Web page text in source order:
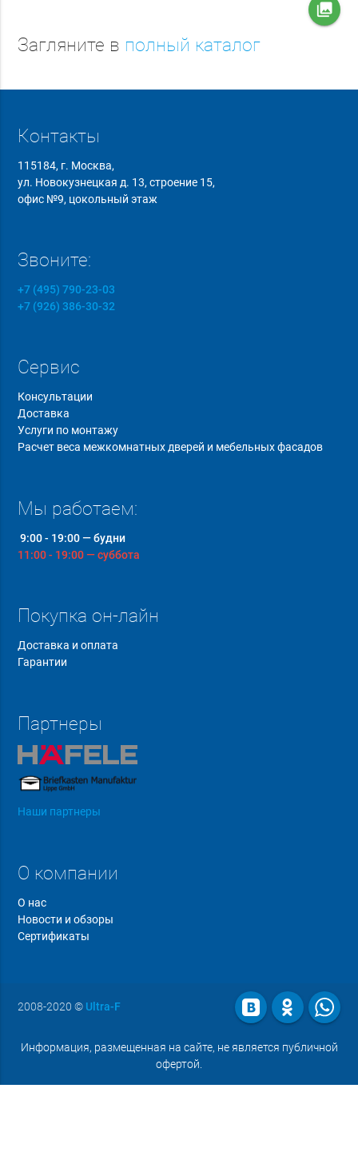
collections
Загляните в полный каталог
Контакты
115184, г. Москва,
ул. Новокузнецкая д. 13, строение 15,
офис №9, цокольный этаж
Звоните:
+7 (495) 790-23-03
+7 (926) 386-30-32
Сервис
Консультации
Доставка
Услуги по монтажу
Расчет веса межкомнатных дверей и мебельных фасадов
Мы работаем:
9:00 - 19:00 — будни
11:00 - 19:00 — суббота
Покупка он-лайн
Доставка и оплата
Гарантии
Партнеры
Наши партнеры
О компании
О нас
Новости и обзоры
Сертификаты
2008-2020 © Ultra-F
Информация, размещенная на сайте, не является публичной
офертой.